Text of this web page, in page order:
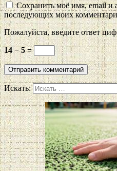
Сохранить моё имя, email и
последующих моих
Пожалуйста, введите ответ
14 − 5 =
Искать: